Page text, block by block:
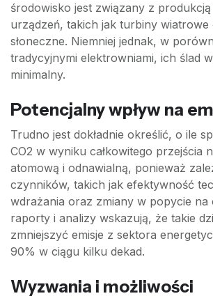
środowisko jest związany z produkcją
urządzeń, takich jak turbiny wiatrowe
słoneczne. Niemniej jednak, w
tradycyjnymi elektrowniami, ich ślad
minimalny.
Potencjalny wpływ na
Trudno jest dokładnie określić, o ile
CO2 w wyniku całkowitego przejścia
atomową i odnawialną, ponieważ
czynników, takich jak efektywność
wdrażania oraz zmiany w popycie na
raporty i analizy wskazują, że takie
zmniejszyć emisje z sektora
90% w ciągu kilku dekad.
Wyzwania i możliwości